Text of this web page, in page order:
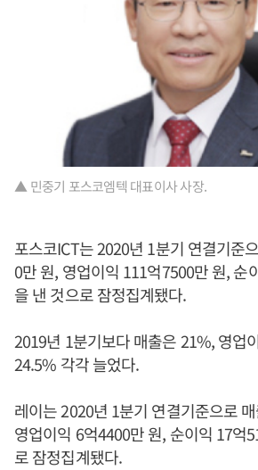
▲ 민중기 포스코엠텍 대표이사 사장.
포스코ICT는 2020년 1분기 연결기준
0만 원, 영업이익 111억7500만 원, 순
을 낸 것으로 잠정집계됐다.
2019년 1분기보다 매출은 21%, 영업
24.5% 각각 늘었다.
레이는 2020년 1분기 연결기준으로
영업이익 6억4400만 원, 순이익 17억
로 잠정집계됐다.